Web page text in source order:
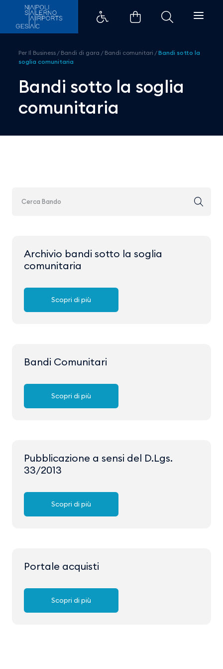
Bandi sotto la soglia
Per Il Business / Bandi di gara / Bandi comunitari /Bandi sotto la
soglia comunitaria
Bandi sotto la soglia
comunitaria
Archivio bandi sotto la soglia
comunitaria
Scopri di più
Bandi Comunitari
Scopri di più
Pubblicazione a sensi del D.Lgs.
33/2013
Scopri di più
Portale acquisti
Scopri di più